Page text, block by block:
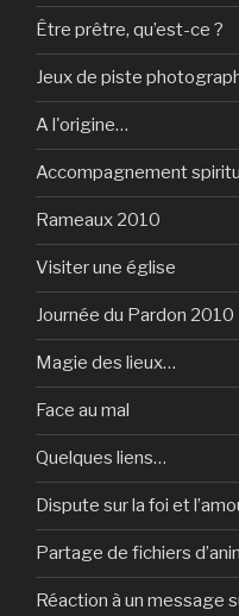
Être prêtre, qu’est-ce ?
Jeux de piste
A l'origine…
Accompagnement
Rameaux 2010
Visiter une église
Journée du Pardon 2010
Magie des lieux…
Face au mal
Quelques liens…
Dispute sur la foi et
Partage de fichiers
Réaction à un message